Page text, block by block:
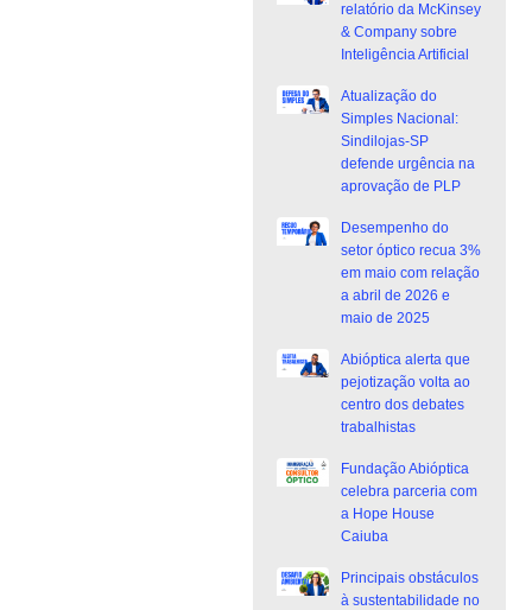
relatório da McKinsey
& Company sobre
Inteligência Artificial
Atualização do
Simples Nacional:
Sindilojas-SP
defende urgência na
aprovação de PLP
Desempenho do
setor óptico recua 3%
em maio com relação
a abril de 2026 e
maio de 2025
Abióptica alerta que
pejotização volta ao
centro dos debates
trabalhistas
Fundação Abióptica
celebra parceria com
a Hope House
Caiuba
Principais obstáculos
à sustentabilidade no